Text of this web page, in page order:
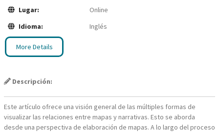
Lugar:
Online
Idioma:
Inglés
More Details
Descripción:
Este artículo ofrece una visión general de las múltiples formas de
visualizar las relaciones entre mapas y narrativas. Esto se aborda
desde una perspectiva de elaboración de mapas. A lo largo del proceso